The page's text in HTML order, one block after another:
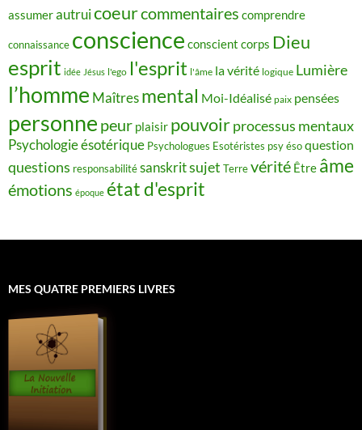
assumerautruicoeurcommentaires comprendre
connaissance conscience conscient corps Dieu
esprit idée Jésus l'ego l'esprit l'âme la vérité logique Lumière
l’homme Maîtres mental Moi-Idéalisé paix pensées
personne peur plaisir pouvoirprocessus mentaux
Psychologie ésotérique Psychologues Esotéristes psy ésoquestion
questions responsabilitésanskritsujet Terrevérité Être âme
émotions époque état d'esprit
MES QUATRE PREMIERS LIVRES